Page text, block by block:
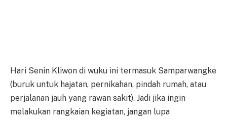
Hari Senin Kliwon di wuku ini termasuk Samparwangke
(buruk untuk hajatan, pernikahan, pindah rumah, atau
perjalanan jauh yang rawan sakit). Jadi jika ingin
melakukan rangkaian kegiatan, jangan lupa